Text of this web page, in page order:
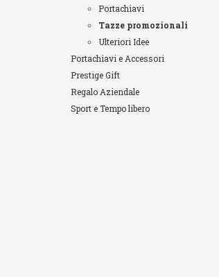
Portachiavi
Tazze promozionali
Ulteriori Idee
Portachiavi e Accessori
Prestige Gift
Regalo Aziendale
Sport e Tempo libero